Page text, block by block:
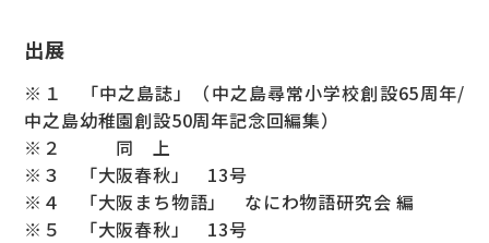
出展
※１ 「中之島誌」（中之島尋常小学校創設65周年/
中之島幼稚園創設50周年記念回編集）
※２ 同 上
※３ 「大阪春秋」 13号
※４ 「大阪まち物語」 なにわ物語研究会 編
※５ 「大阪春秋」 13号